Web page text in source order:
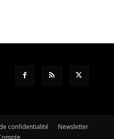
confidentialité
Newsletter